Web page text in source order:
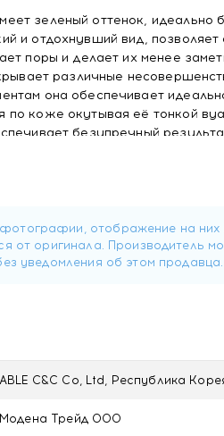
зеленый оттенок, идеально
и отдохнувший вид,
поры и делает их менее
различные
она обеспечивает
коже окутывая её тонкой
безупречный
забота о вашей коже и
макияжа.
Crosspolymer, 1,2-Hexanediol,
для лица Airy Pot Powder Mint, 9
ABLE C&C Co, Ltd, Республика
Модена Трейд ООО